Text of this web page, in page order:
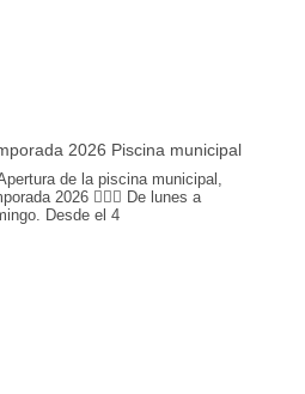
2026 Piscina municipal
de la piscina municipal,
2026 🏊🏽📆 De lunes a
Desde el 4